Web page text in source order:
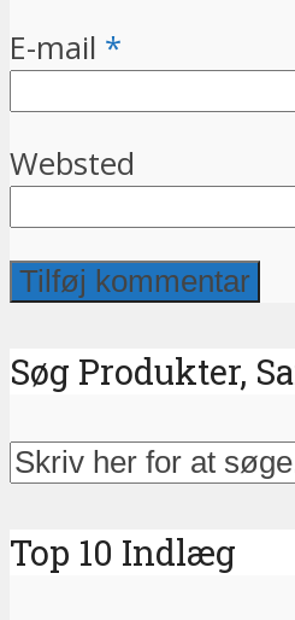
E-mail *
Websted
Søg Produkter,
Top 10 Indlæg